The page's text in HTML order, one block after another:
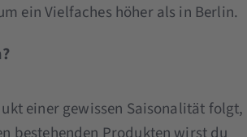
ein Vielfaches höher als in Berlin.
einer gewissen Saisonalität folgt,